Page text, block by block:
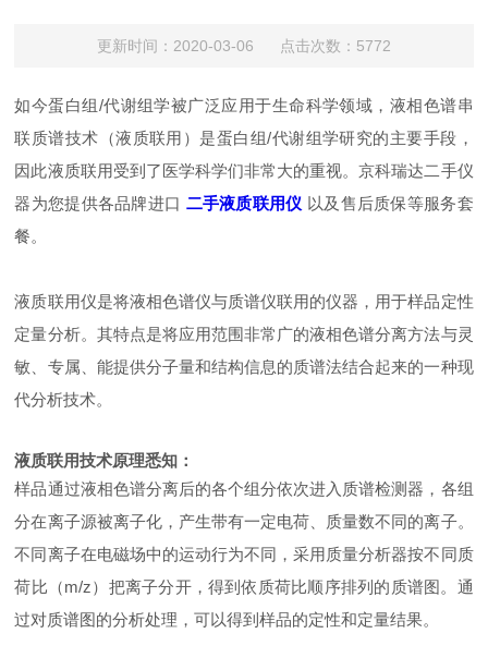
更新时间：2020-03-06 点击次数：5772
如今蛋白组/代谢组学被广泛应用于生命科学领域，液相色谱串
联质谱技术（液质联用）是蛋白组/代谢组学研究的主要手段，
因此液质联用受到了医学科学们非常大的重视。京科瑞达二手仪
器为您提供各品牌进口 二手液质联用仪 以及售后质保等服务套
餐。
液质联用仪是将液相色谱仪与质谱仪联用的仪器，用于样品定性
定量分析。其特点是将应用范围非常广的液相色谱分离方法与灵
敏、专属、能提供分子量和结构信息的质谱法结合起来的一种现
代分析技术。
液质联用技术原理悉知：
样品通过液相色谱分离后的各个组分依次进入质谱检测器，各组
分在离子源被离子化，产生带有一定电荷、质量数不同的离子。
不同离子在电磁场中的运动行为不同，采用质量分析器按不同质
荷比（m/z）把离子分开，得到依质荷比顺序排列的质谱图。通
过对质谱图的分析处理，可以得到样品的定性和定量结果。